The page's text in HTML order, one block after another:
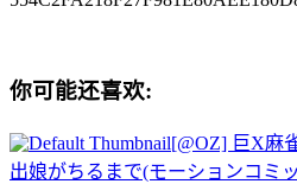
你可能还喜欢:
[@OZ] 巨X麻
出娘がちるまで(モーションコミ